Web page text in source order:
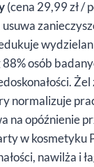
(cena 29,99 zł /
usuwa
osób
normalizuje
na opóźnienie
w kosmetyku
nawilża i